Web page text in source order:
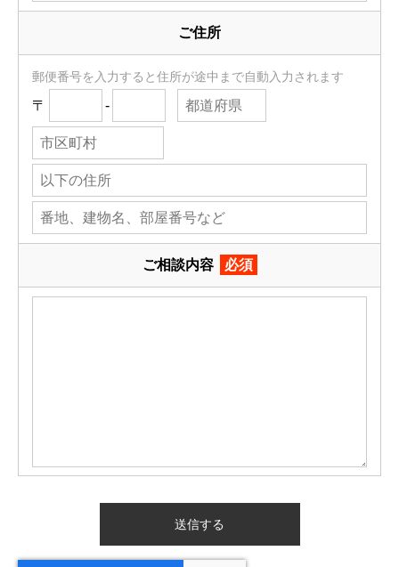
ご住所
郵便番号を入力すると住所が途中まで自動入力されます
〒 -
ご相談内容 必須